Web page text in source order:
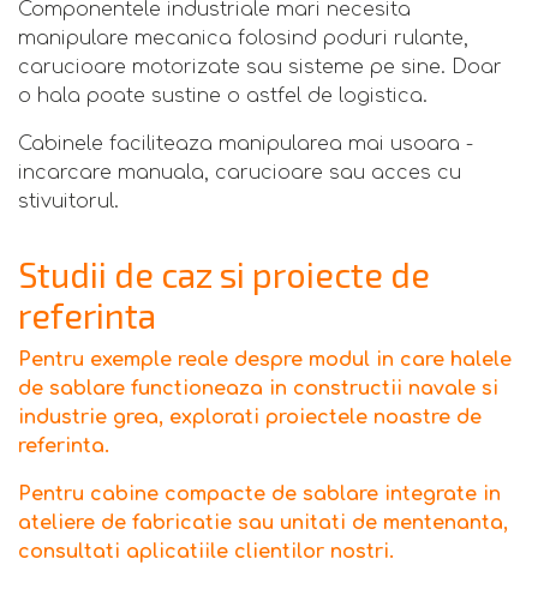
Componentele industriale mari necesita
manipulare mecanica folosind poduri rulante,
carucioare motorizate sau sisteme pe sine. Doar
o hala poate sustine o astfel de logistica.
Cabinele faciliteaza manipularea mai usoara -
incarcare manuala, carucioare sau acces cu
stivuitorul.
Studii de caz si proiecte de
referinta
Pentru exemple reale despre modul in care halele
de sablare functioneaza in constructii navale si
industrie grea, explorati proiectele noastre de
referinta.
Pentru cabine compacte de sablare integrate in
ateliere de fabricatie sau unitati de mentenanta,
consultati aplicatiile clientilor nostri.